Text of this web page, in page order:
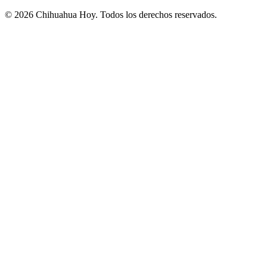
© 2026 Chihuahua Hoy. Todos los derechos reservados.